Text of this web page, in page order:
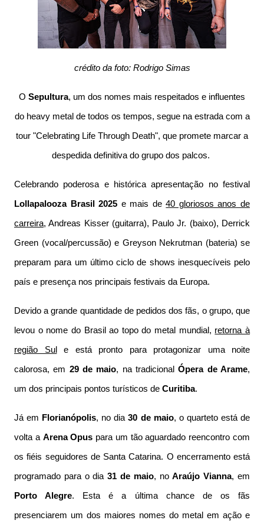
crédito da foto: Rodrigo Simas
O Sepultura, um dos nomes mais respeitados e influentes
do heavy metal de todos os tempos, segue na estrada com a
tour "Celebrating Life Through Death", que promete marcar a
despedida definitiva do grupo dos palcos.
Celebrando poderosa e histórica apresentação no festival
Lollapalooza Brasil 2025 e mais de40 gloriosos anos de
carreira, Andreas Kisser (guitarra), Paulo Jr. (baixo), Derrick
Green (vocal/percussão) e Greyson Nekrutman (bateria) se
preparam para um último ciclo de shows inesquecíveis pelo
país e presença nos principais festivais da Europa.
Devido a grande quantidade de pedidos dos fãs, o grupo, que
levou o nome do Brasil ao topo do metal mundial, retorna à
região Sul e está pronto para protagonizar uma noite
calorosa, em 29 de maio, na tradicionalÓpera de Arame,
um dos principais pontos turísticos de Curitiba.
Já em Florianópolis, no dia30 de maio, o quarteto está de
volta a Arena Opus para um tão aguardado reencontro com
os fiéis seguidores de Santa Catarina. O encerramento está
programado para o dia31 de maio, noAraújo Vianna, em
Porto Alegre. Esta é a última chance de os fãs
presenciarem um dos maiores nomes do metal em ação e